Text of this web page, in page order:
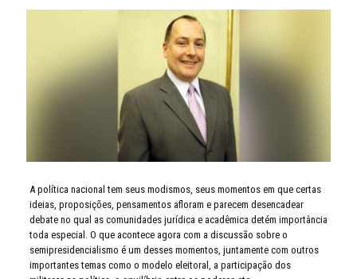
A política nacional tem seus modismos, seus momentos em que certas
ideias, proposições, pensamentos afloram e parecem desencadear
debate no qual as comunidades jurídica e acadêmica detém importância
toda especial. O que acontece agora com a discussão sobre o
semipresidencialismo é um desses momentos, juntamente com outros
importantes temas como o modelo eleitoral, a participação dos